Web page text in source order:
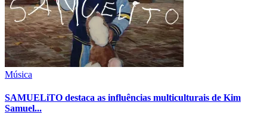
Música
SAMUELiTO destaca as influências multiculturais de Kim
Samuel...